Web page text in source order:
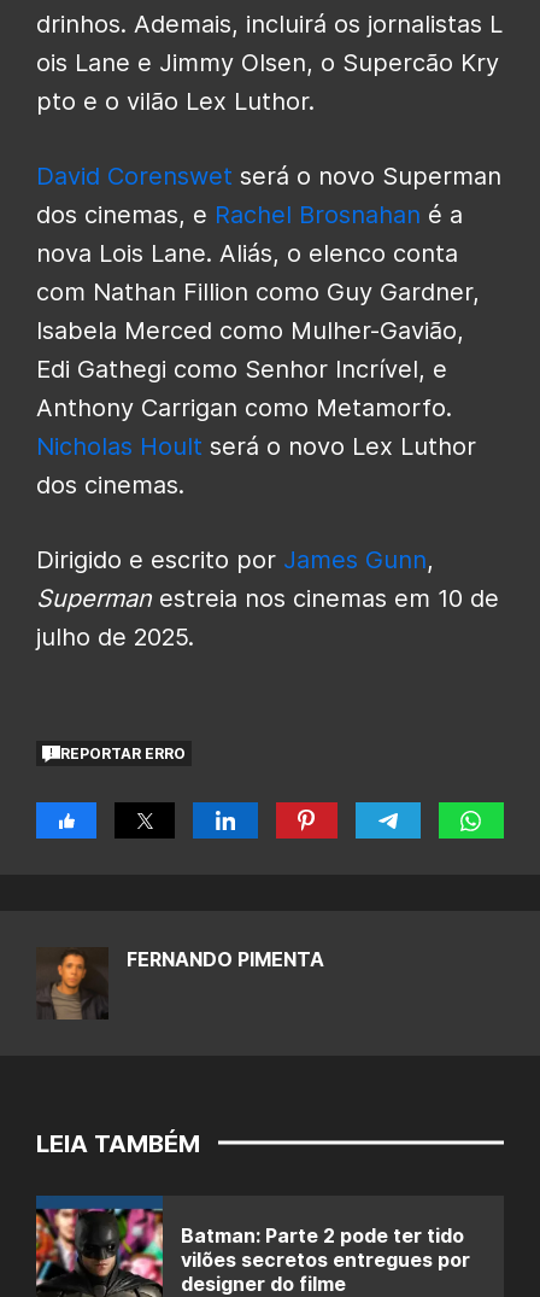
drinhos. Ademais, incluirá os jornalistas L
ois Lane e Jimmy Olsen, o Supercão Kry
pto e o vilão Lex Luthor.
David Corenswet será o novo Superman
dos cinemas, e Rachel Brosnahan é a
nova Lois Lane. Aliás, o elenco conta
com Nathan Fillion como Guy Gardner,
Isabela Merced como Mulher-Gavião,
Edi Gathegi como Senhor Incrível, e
Anthony Carrigan como Metamorfo.
Nicholas Hoult será o novo Lex Luthor
dos cinemas.
Dirigido e escrito por James Gunn,
Superman estreia nos cinemas em 10 de
julho de 2025.
REPORTAR ERRO
FERNANDO PIMENTA
LEIA TAMBÉM
Batman: Parte 2 pode ter tido
vilões secretos entregues por
designer do filme